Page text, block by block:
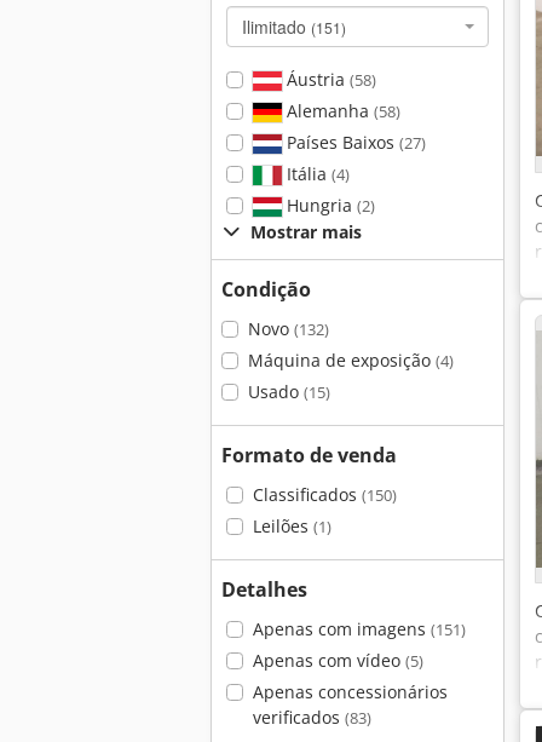
Ilimitado (151)
Áustria (58)
Alemanha (58)
Países Baixos (27)
Itália (4)
Hungria (2)
Mostrar mais
Condição
Novo (132)
Máquina de exposição (4)
Usado (15)
Formato de venda
Classificados (150)
Leilões (1)
Detalhes
Apenas com imagens (151)
Apenas com vídeo (5)
Apenas concessionários
verificados (83)